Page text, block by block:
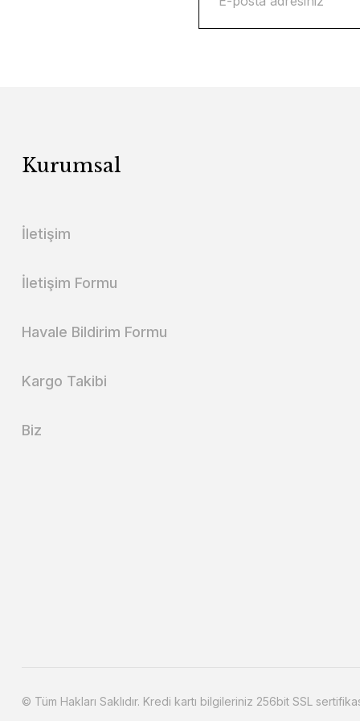
Kurumsal
İletişim
İletişim Formu
Havale Bildirim Formu
Kargo Takibi
Biz
© Tüm Hakları Saklıdır. Kredi kartı bilgileriniz 256bit SSL